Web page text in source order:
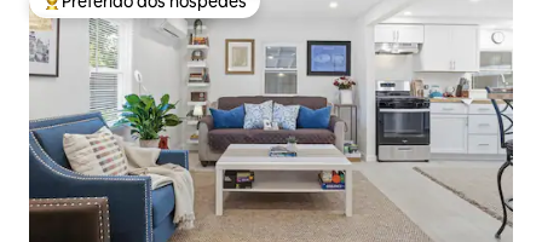
Entre os melhores preferidos dos hóspedes